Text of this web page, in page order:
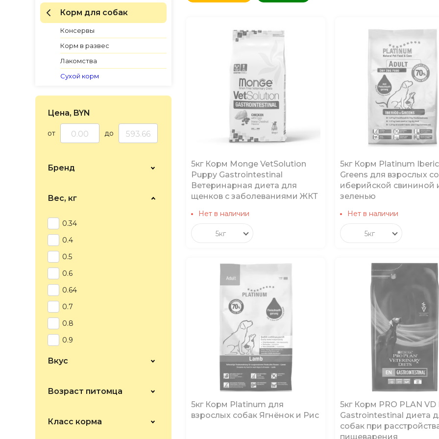
Корм для собак
Консервы
Корм в развес
Лакомства
Сухой корм
Цена, BYN
от до
Бренд
Вес, кг
0.34
0.4
0.5
0.6
0.64
0.7
0.8
0.9
1.8
11
Вкус
Возраст питомца
Класс корма
по Наличию (доступные)
5кг Корм Monge VetSolution
Puppy Gastrointestinal
Ветеринарная диета для
щенков с заболеваниями ЖКТ
Нет в наличии
5кг
5кг Корм Platinum
Greens для взрослых
иберийской свининой
зеленью
Нет в наличии
5кг
5кг Корм Platinum для
взрослых собак Ягнёнок и Рис
5кг Корм PRO PLAN VD
Gastrointestinal диета
собак при
пищеварения